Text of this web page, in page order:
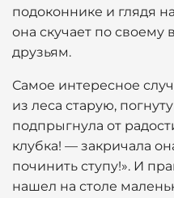
подоконнике и глядя
она скучает по
друзьям.
Самое интересное
из леса старую,
подпрыгнула от
клубка! — закричала
починить ступу!». И
нашел на столе